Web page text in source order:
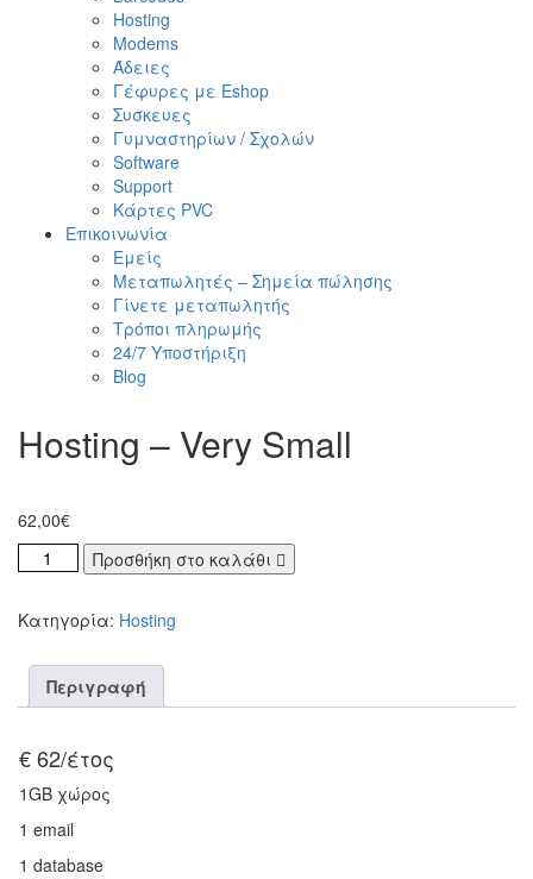
Hosting
Modems
Άδειες
Γέφυρες με Eshop
Συσκευες
Γυμναστηρίων / Σχολών
Software
Support
Κάρτες PVC
Επικοινωνία
Εμείς
Μεταπωλητές – Σημεία πώλησης
Γίνετε μεταπωλητής
Τρόποι πληρωμής
24/7 Υποστήριξη
Blog
Hosting – Very Small
62,00€
Προσθήκη στο καλάθι
Κατηγορία: Hosting
Περιγραφή
€ 62/έτος
1GB χώρος
1 email
1 database